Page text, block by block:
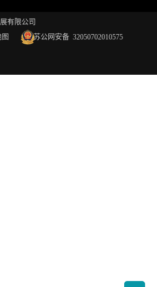
有限公司
苏公网安备 32050702010575